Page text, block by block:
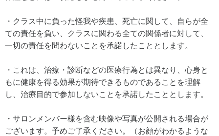
・クラス中に負った怪我や疾患、死亡に関して、自らが全
ての責任を負い、クラスに関わる全ての関係者に対して、
一切の責任を問わないことを承諾したこととします。
・これは、治療・診断などの医療行為とは異なり、心身と
もに健康を得る効果が期待できるものであることを理解
し、治療目的で参加しないことを承諾したこととします。
・サロンメンバー様を含む映像や写真が公開される場合が
ございます。予めご了承ください。（お顔がわかるような